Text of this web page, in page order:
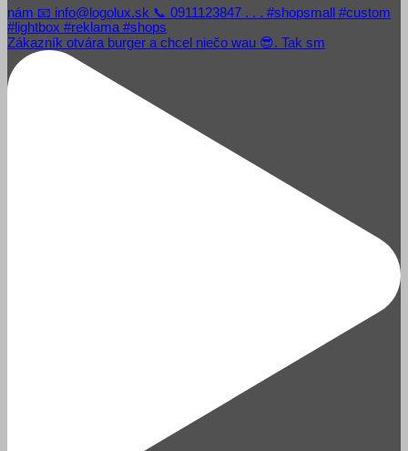
Zákazník otvára burger a chcel niečo wau 😎. Tak sm